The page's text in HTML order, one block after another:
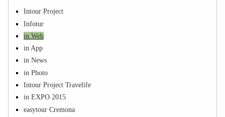
Intour Project
Infotur
in Web
in App
in News
in Photo
Intour Project Travelife
in EXPO 2015
easytour Cremona